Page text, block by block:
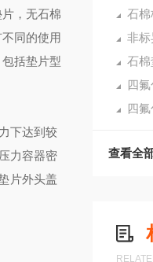
石棉
非
石
四
四
查看全
，无石棉
同的使用
括垫片型
下达到较
力容器密
片外头盖